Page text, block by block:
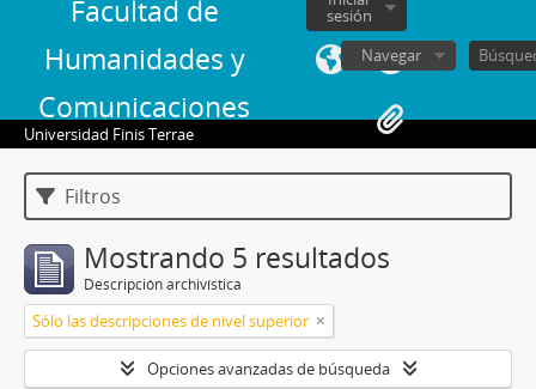
Facultad de
Humanidades y
Comunicaciones
sesión
Navegar
Universidad Finis Terrae
Filtros
Mostrando 5 resultados
Descripción archivística
Sólo las descripciones de nivel superior
Opciones avanzadas de búsqueda